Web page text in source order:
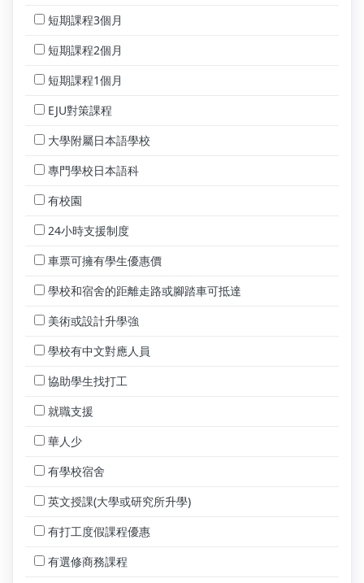
短期課程3個月
短期課程2個月
短期課程1個月
EJU對策課程
大學附屬日本語學校
專門學校日本語科
有校園
24小時支援制度
車票可擁有學生優惠價
學校和宿舍的距離走路或腳踏車可抵達
美術或設計升學強
學校有中文對應人員
協助學生找打工
就職支援
華人少
有學校宿舍
英文授課(大學或研究所升學)
有打工度假課程優惠
有選修商務課程